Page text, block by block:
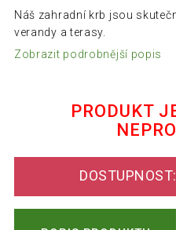
Náš zahradní krb jsou
verandy a terasy.
Zobrazit podrobnější popis
PRODUKT